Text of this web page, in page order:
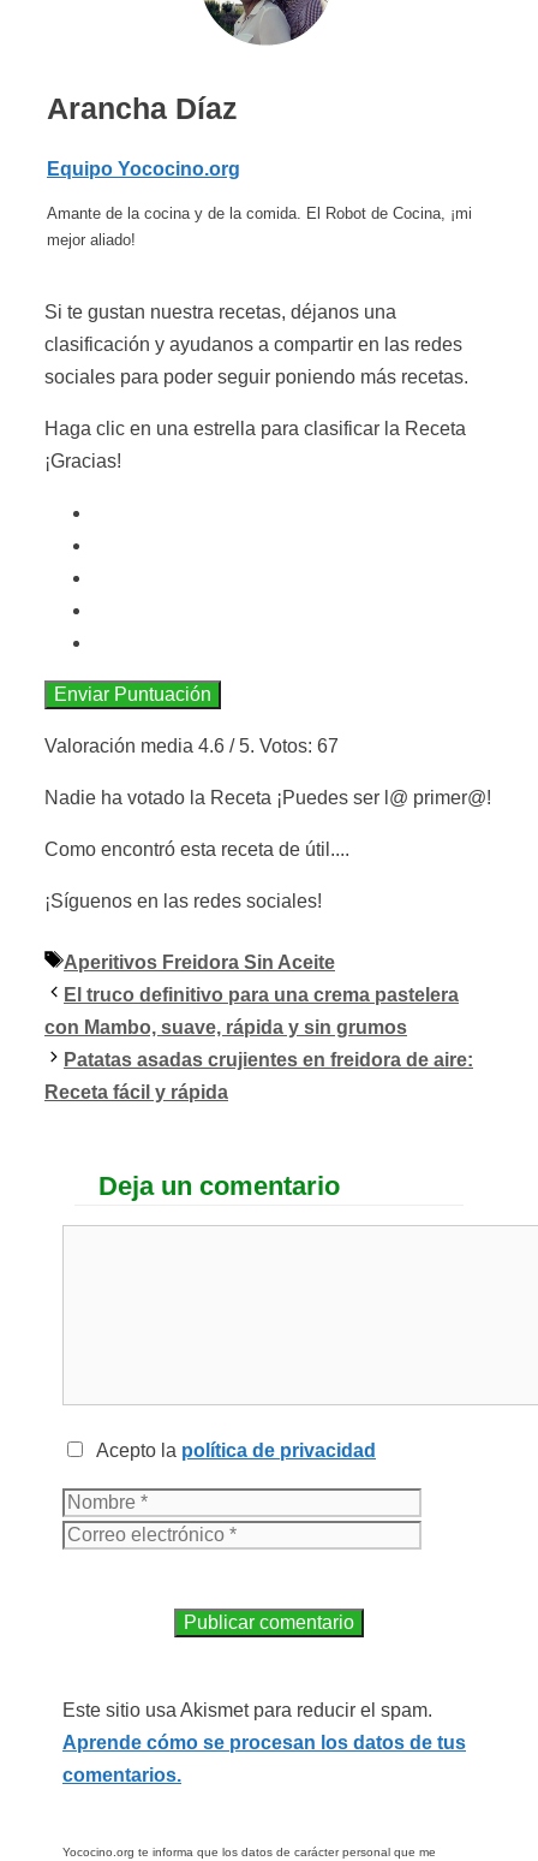
Arancha Díaz
Equipo Yococino.org
Amante de la cocina y de la comida. El Robot de Cocina, ¡mi
mejor aliado!
Si te gustan nuestra recetas, déjanos una
clasificación y ayudanos a compartir en las redes
sociales para poder seguir poniendo más recetas.
Haga clic en una estrella para clasificar la Receta
¡Gracias!
Enviar Puntuación
Valoración media 4.6 / 5. Votos: 67
Nadie ha votado la Receta ¡Puedes ser l@ primer@!
Como encontró esta receta de útil....
¡Síguenos en las redes sociales!
Etiquetas
Aperitivos Freidora Sin Aceite
El truco definitivo para una crema pastelera
con Mambo, suave, rápida y sin grumos
Patatas asadas crujientes en freidora de aire:
Receta fácil y rápida
Deja un comentario
Acepto la política de privacidad
Este sitio usa Akismet para reducir el spam.
Aprende cómo se procesan los datos de tus
comentarios.
Yococino.org te informa que los datos de carácter personal que me